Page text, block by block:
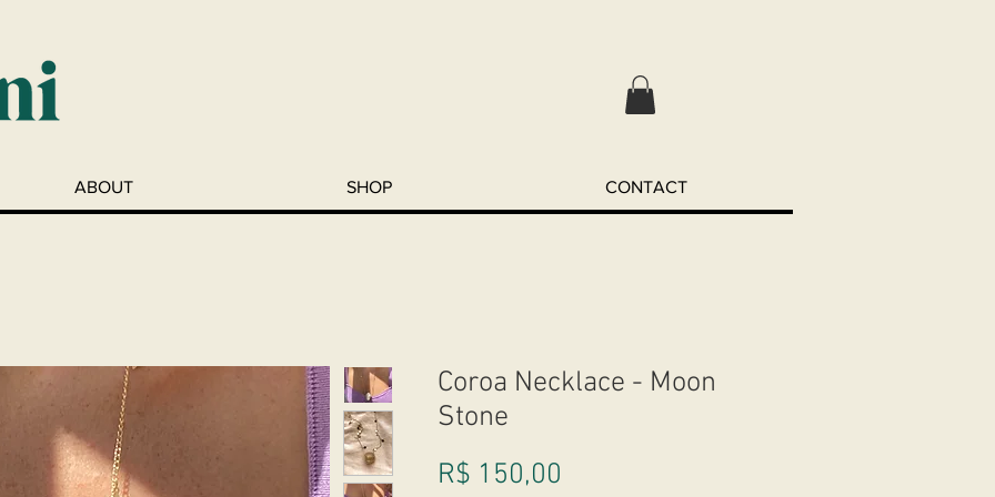
ABOUT SHOP CONTACT
Coroa Necklace - Moon
Stone
R$ 150,00